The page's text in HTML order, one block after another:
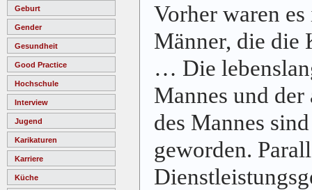
Geburt
Gender
Gesundheit
Good Practice
Hochschule
Interview
Jugend
Karikaturen
Karriere
Küche
Vorher waren
Männer, die die
… Die
Mannes und
des Mannes
geworden.